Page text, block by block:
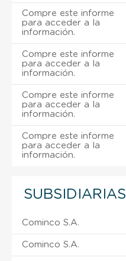
Compre este informe
para acceder a la
información.
Compre este informe
para acceder a la
información.
Compre este informe
para acceder a la
información.
Compre este informe
para acceder a la
información.
SUBSIDIARIAS
Cominco S.A.
Cominco S.A.